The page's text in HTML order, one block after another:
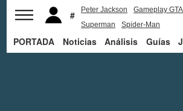
Peter Jackson
Gameplay
Superman
Spider-Man
PORTADA Noticias Análisis Guías